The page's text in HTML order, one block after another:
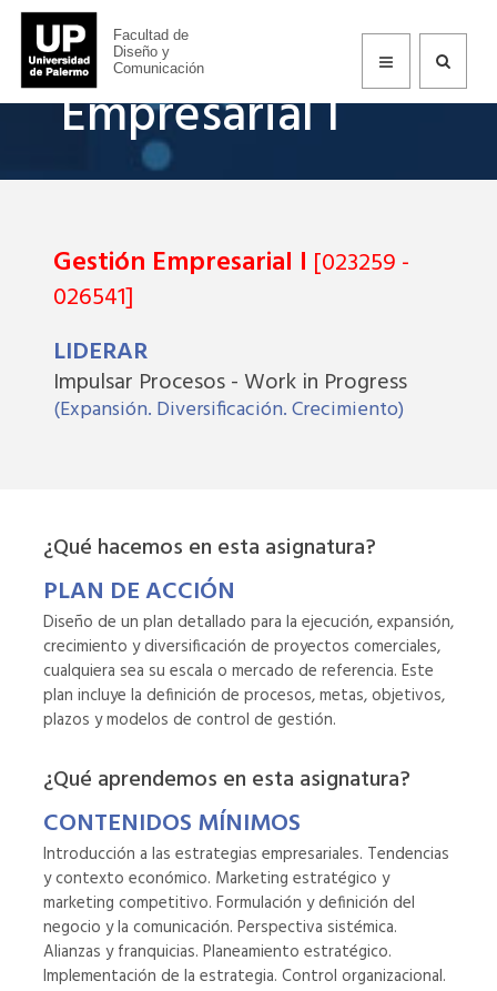
Facultad de
Diseño y
Comunicación
Gestión
Empresarial I
Gestión Empresarial I [023259 -
026541]
LIDERAR
Impulsar Procesos - Work in Progress
(Expansión. Diversificación. Crecimiento)
¿Qué hacemos en esta asignatura?
PLAN DE ACCIÓN
Diseño de un plan detallado para la ejecución, expansión,
crecimiento y diversificación de proyectos comerciales,
cualquiera sea su escala o mercado de referencia. Este
plan incluye la definición de procesos, metas, objetivos,
plazos y modelos de control de gestión.
¿Qué aprendemos en esta asignatura?
CONTENIDOS MÍNIMOS
Introducción a las estrategias empresariales. Tendencias
y contexto económico. Marketing estratégico y
marketing competitivo. Formulación y definición del
negocio y la comunicación. Perspectiva sistémica.
Alianzas y franquicias. Planeamiento estratégico.
Implementación de la estrategia. Control organizacional.